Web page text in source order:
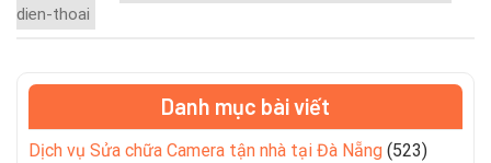
dien-thoai
Danh mục bài viết
Dịch vụ Sửa chữa Camera tận nhà tại Đà Nẵng (523)